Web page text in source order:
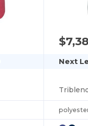
$7,38
Next